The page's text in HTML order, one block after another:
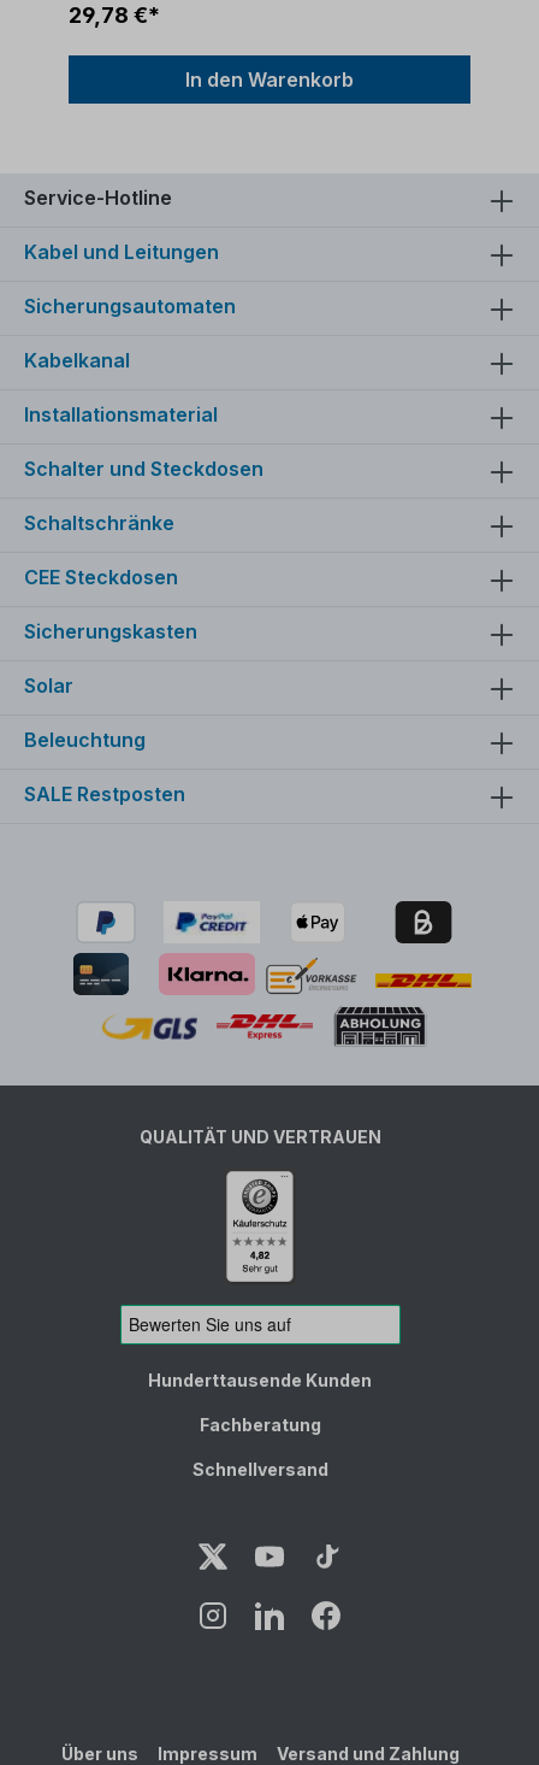
31:2011Nennspannung: 450/750
KupferleiterPVC-
IsolierungVerwendungszweck:Dieses Kabel ist für
sowie in geschlossenen Installationskanälen.Es
kann es geschützt in und an Leuchten verlegt
zulässige Betriebstemperatur am Leiter beträgt
29,78 €*
In den Warenkorb
Service-Hotline
Kabel und Leitungen
Sicherungsautomaten
Kabelkanal
Installationsmaterial
Schalter und Steckdosen
Schaltschränke
CEE Steckdosen
Sicherungskasten
Solar
Beleuchtung
SALE Restposten
QUALITÄT UND VERTRAUEN
Hunderttausende Kunden
Fachberatung
Schnellversand
Über uns Impressum Versand und Zahlung